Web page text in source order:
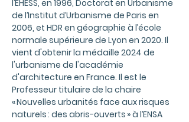
l’EHESS, en 1996, Doctorat en Urbanisme
de l’Institut d’Urbanisme de Paris en
2006, et HDR en géographie à l’école
normale supérieure de Lyon en 2020. Il
vient d'obtenir la médaille 2024 de
l'urbanisme de l'académie
d'architecture en France. Il est le
Professeur titulaire de la chaire
« Nouvelles urbanités face aux risques
naturels : des abris-ouverts » à l’ENSA